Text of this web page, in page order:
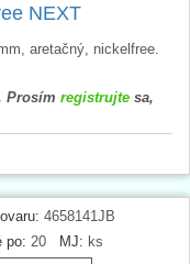
NEXT
aretačný, nickelfree.
Prosím registrujte sa,
4658141JB
po: 20 MJ: ks